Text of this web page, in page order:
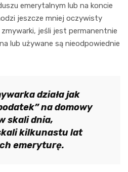
emerytalnym lub na koncie
jeszcze mniej oczywisty
jeśli jest permanentnie
lub używane są nieodpowiednie
działa jak
na domowy
skali dnia,
kilkunastu lat
emeryturę.